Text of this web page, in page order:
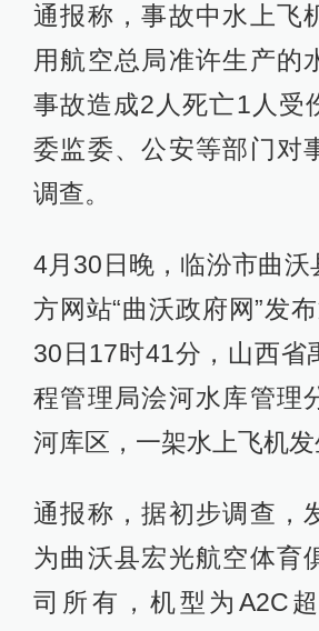
通报称，事故中水上飞
用航空总局准许生产的
事故造成2人死亡1人受
委监委、公安等部门对
调查。
4月30日晚，临汾市曲沃
方网站“曲沃政府网”发
30日17时41分，山西省
程管理局浍河水库管理
河库区，一架水上飞机发
通报称，据初步调查，
为曲沃县宏光航空体育
司所有，机型为A2C